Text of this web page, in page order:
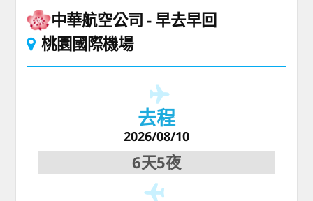
中華航空公司
早去早回
桃園國際機場
去程
2026/08/10
6天5夜